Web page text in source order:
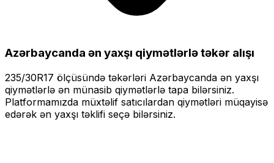
Azərbaycanda ən yaxşı qiymətlərlətəkər alışı
235/30R17 ölçüsündə təkərləri Azərbaycanda ən yaxşı
qiymətlərlə ən münasib qiymətlərlə tapa bilərsiniz.
Platformamızda müxtəlif satıcılardan qiymətləri müqayisə
edərək ən yaxşı təklifi seçə bilərsiniz.